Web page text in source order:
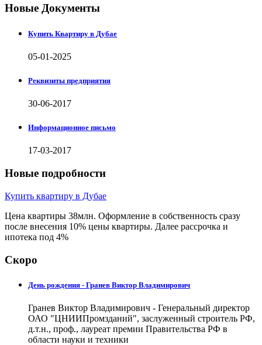
Новые Документы
Купить Квартиру в Дубае
05-01-2025
Реквизиты предприятия
30-06-2017
Информационное письмо
17-03-2017
Новые подробности
Купить квартиру в Дубае
Цена квартиры 38млн. Оформление в собственность сразу
после внесения 10% цены квартиры. Далее рассрочка и
ипотека под 4%
Скоро
День рождения - Гранев Виктор Владимирович
Гранев Виктор Владимирович - Генеральный директор
ОАО "ЦНИИПромзданий", заслуженный строитель РФ,
д.т.н., проф., лауреат премии Правительства РФ в
области науки и техники